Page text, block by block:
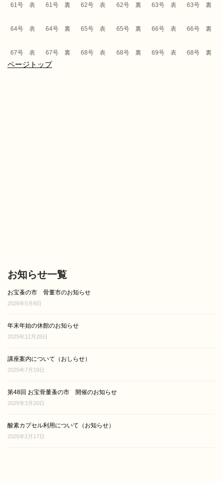
61号 表 61号 裏 62号 表 62号 裏 63号 表 63号 裏
64号 表 64号 裏 65号 表 65号 裏 66号 表 66号 裏
67号 表 67号 裏 68号 表 68号 裏 69号 表 68号 裏
ページトップ